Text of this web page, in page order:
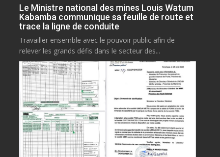
Le Ministre national des mines Louis Watum
Kabamba communique sa feuille de route et
trace la ligne de conduite
Travailler ensemble avec le pouvoir public afin de
relever les grands défis dans le secteur des...